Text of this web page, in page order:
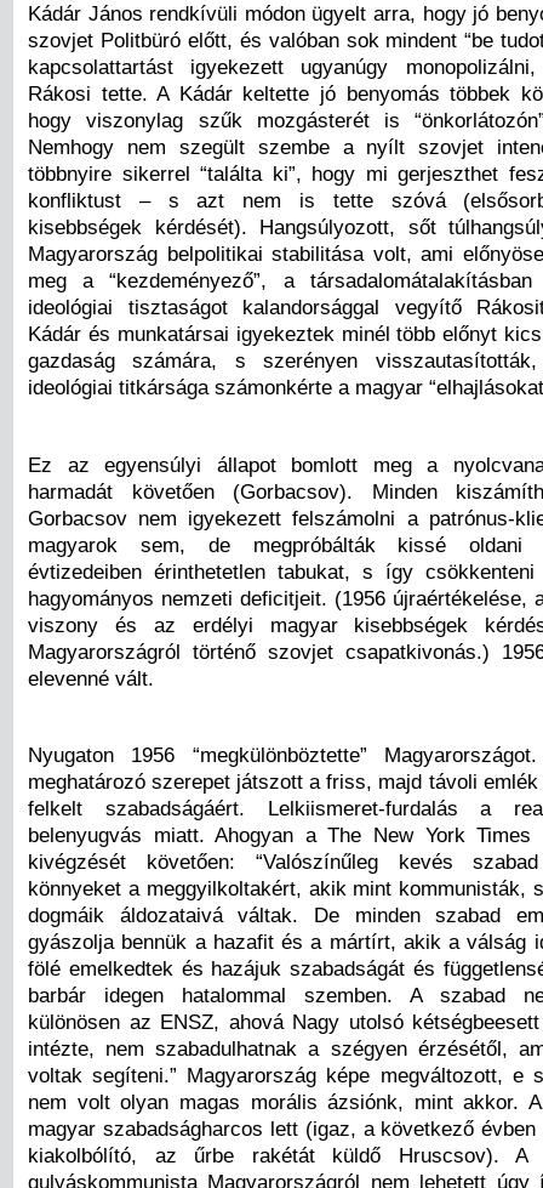
Kádár János rendkívüli módon ügyelt arra, hogy jó
szovjet Politbüró előtt, és valóban sok mindent “be
kapcsolattartást igyekezett ugyanúgy
Rákosi tette. A Kádár keltette jó benyomás többek
hogy viszonylag szűk mozgásterét is
Nemhogy nem szegült szembe a nyílt szovjet
többnyire sikerrel “találta ki”, hogy mi gerjeszthet
konfliktust – s azt nem is tette szóvá
kisebbségek kérdését). Hangsúlyozott, sőt
Magyarország belpolitikai stabilitása volt, ami
meg a “kezdeményező”, a
ideológiai tisztaságot kalandorsággal vegyítő
Kádár és munkatársai igyekeztek minél több előnyt
gazdaság számára, s szerényen
ideológiai titkársága számonkérte a magyar
Ez az egyensúlyi állapot bomlott meg a
harmadát követően (Gorbacsov). Minden
Gorbacsov nem igyekezett felszámolni a patrónus-
magyarok sem, de megpróbálták kissé oldani
évtizedeiben érinthetetlen tabukat, s így
hagyományos nemzeti deficitjeit. (1956 újraértékelése,
viszony és az erdélyi magyar kisebbségek
Magyarországról történő szovjet csapatkivonás.)
elevenné vált.
Nyugaton 1956 “megkülönböztette” Magyarországot.
meghatározó szerepet játszott a friss, majd távoli
felkelt szabadságáért. Lelkiismeret-furdalás a
belenyugvás miatt. Ahogyan a The New York
kivégzését követően: “Valószínűleg kevés
könnyeket a meggyilkoltakért, akik mint kommunisták,
dogmáik áldozataivá váltak. De minden szabad
gyászolja bennük a hazafit és a mártírt, akik a válság
fölé emelkedtek és hazájuk szabadságát és
barbár idegen hatalommal szemben. A szabad
különösen az ENSZ, ahová Nagy utolsó
intézte, nem szabadulhatnak a szégyen érzésétől,
voltak segíteni.” Magyarország képe megváltozott, e
nem volt olyan magas morális ázsiónk, mint akkor.
magyar szabadságharcos lett (igaz, a következő
kiakolbólító, az űrbe rakétát küldő Hruscsov). A
gulyáskommunista Magyarországról nem lehetett